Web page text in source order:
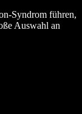
Syndrom führen,
Auswahl an